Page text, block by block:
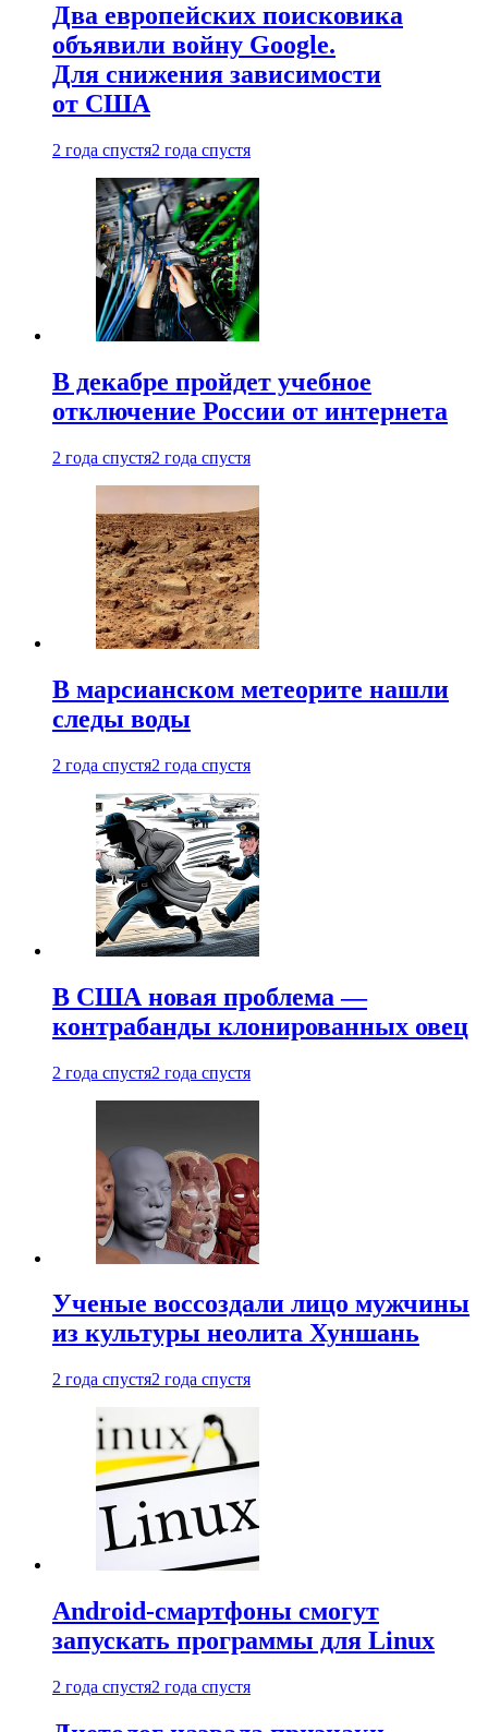
Два европейских поисковика
объявили войну Google.
Для снижения зависимости
от США
2 года спустя2 года спустя
В декабре пройдет учебное
отключение России от интернета
2 года спустя2 года спустя
В марсианском метеорите нашли
следы воды
2 года спустя2 года спустя
В США новая проблема —
контрабанды клонированных овец
2 года спустя2 года спустя
Ученые воссоздали лицо мужчины
из культуры неолита Хуншань
2 года спустя2 года спустя
Android-смартфоны смогут
запускать программы для Linux
2 года спустя2 года спустя